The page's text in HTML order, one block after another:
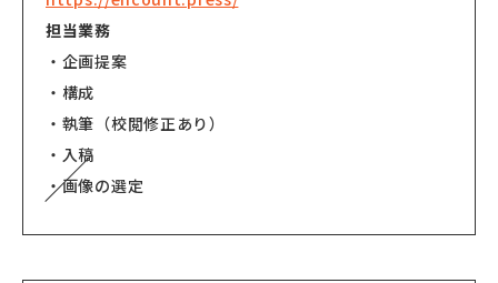
担当業務
・企画提案
・構成
・執筆（校閲修正あり）
・入稿
・画像の選定